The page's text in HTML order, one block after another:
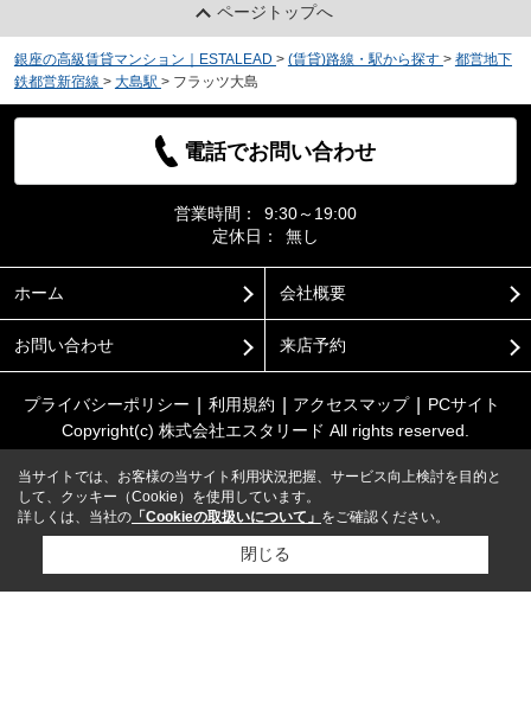
ページトップへ
銀座の高級賃貸マンション｜ESTALEAD > (賃貸)路線・駅から探す > 都営地下
鉄都営新宿線 > 大島駅 > フラッツ大島
電話でお問い合わせ
営業時間：
9:30～19:00
定休日：
無し
ホーム 会社概要
お問い合わせ 来店予約
プライバシーポリシー 利用規約 アクセスマップ
PCサイト
Copyright(c) 株式会社エスタリード All rights reserved.
当サイトでは、お客様の当サイト利用状況把握、サービス向上検討を目的と
して、クッキー（Cookie）を使用しています。
詳しくは、当社の 「Cookieの取扱いについて」 をご確認ください。
閉じる